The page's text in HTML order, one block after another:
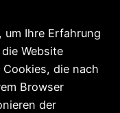
um Ihre Erfahrung
Website
die nach
Browser
der